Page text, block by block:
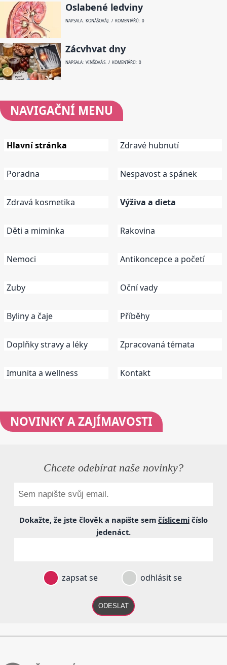
Oslabené ledviny
NAPSALA: KONÁŠOVÁ J. / KOMENTÁŘŮ: 0
Zácvhvat dny
NAPSALA: VINŠOVÁ S. / KOMENTÁŘŮ: 0
NAVIGAČNÍ MENU
Hlavní stránka
Poradna
Zdravá kosmetika
Děti a miminka
Nemoci
Zuby
Byliny a čaje
Doplňky stravy a léky
Imunita a wellness
Zdravé hubnutí
Nespavost a spánek
Výživa a dieta
Rakovina
Antikoncepce a početí
Oční vady
Příběhy
Zpracovaná témata
Kontakt
NOVINKYA ZAJÍMAVOSTI
Chcete odebírat naše novinky?
Dokažte, že jste člověk a napište sem číslicemi číslo
jedenáct.
zapsat se odhlásit se
ODESLAT